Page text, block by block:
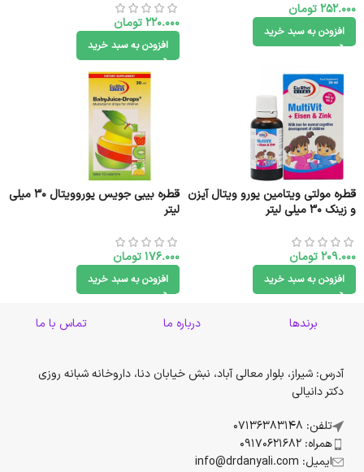
252.000تومان
افزودن به سبد خرید 220.000تومان
افزودن به سبد خرید
قطره مولتی ویتامین یورو ویتال آیزن
و زینک 30 میلی لیتر
209.000تومان
افزودن به سبد خرید
قطره بیبی جویس یوروویتال 30 میلی
لیتر
176.000تومان
افزودن به سبد خرید
برندها درباره ما تماس با ما
آدرس: شیراز، بلوار معالی آباد، نبش خیابان دنا، داروخانه شبانه روزی
دکتر دانیالی
تلفن: 07136383148
همراه: 09170621682
ایمیل: info@drdanyali.com